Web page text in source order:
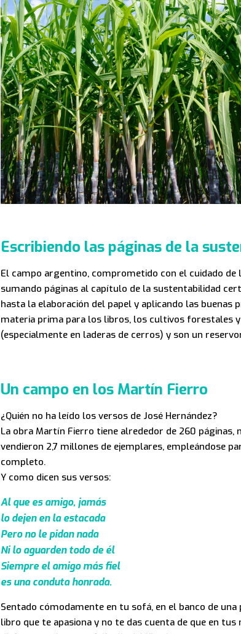
Escribiendo las páginas de la
El campo argentino, comprometido con el cuidado
sumando páginas al capítulo de la sustentabilidad
hasta la elaboración del papel y aplicando las buenas
materia prima para los libros, los cultivos forestales
(especialmente en laderas de cerros) y son un
Un campo en los Martín Fierro
¿Quién no ha leído los versos de José Hernández?
La obra Martín Fierro tiene alrededor de 260 páginas,
vendieron 2,7 millones de ejemplares, empleándose
completo.
Y como dicen sus versos:
Al que es amigo, jamás
lo dejen en la estacada
Pero no le pidan nada
Ni lo aguarden todo de él
Siempre el amigo más fiel
es una conduta honrada.
Sentado cómodamente en tu sofá, en el banco de
libro que te apasiona y no te das cuenta de que en